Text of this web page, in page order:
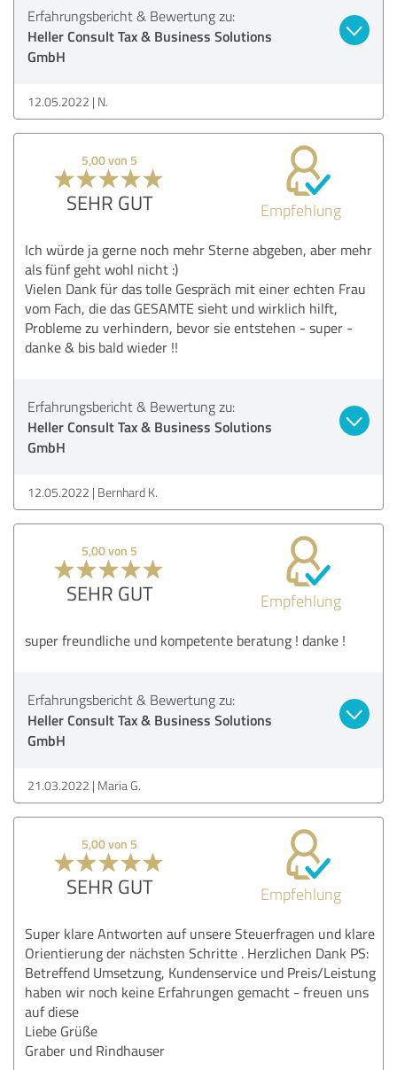
Erfahrungsbericht & Bewertung zu:
Heller Consult Tax & Business Solutions
GmbH
12.05.2022 N.
5,00 von 5
SEHR GUT Empfehlung
Ich würde ja gerne noch mehr Sterne abgeben, aber mehr
als fünf geht wohl nicht :)
Vielen Dank für das tolle Gespräch mit einer echten Frau
vom Fach, die das GESAMTE sieht und wirklich hilft,
Probleme zu verhindern, bevor sie entstehen - super -
danke & bis bald wieder !!
Erfahrungsbericht & Bewertung zu:
Heller Consult Tax & Business Solutions
GmbH
12.05.2022 Bernhard K.
5,00 von 5
SEHR GUT Empfehlung
super freundliche und kompetente beratung ! danke !
Erfahrungsbericht & Bewertung zu:
Heller Consult Tax & Business Solutions
GmbH
21.03.2022 Maria G.
5,00 von 5
SEHR GUT Empfehlung
Super klare Antworten auf unsere Steuerfragen und klare
Orientierung der nächsten Schritte . Herzlichen Dank PS:
Betreffend Umsetzung, Kundenservice und Preis/Leistung
haben wir noch keine Erfahrungen gemacht - freuen uns
auf diese
Liebe Grüße
Graber und Rindhauser